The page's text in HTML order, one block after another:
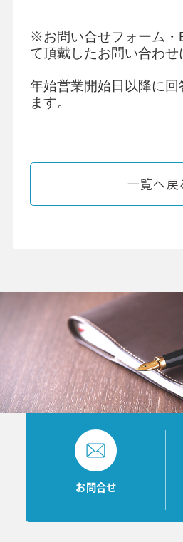
※お問い合せフォーム・
て頂戴したお問い合わせ
年始営業開始日以降に回
ます。
一覧へ戻
お問合せ